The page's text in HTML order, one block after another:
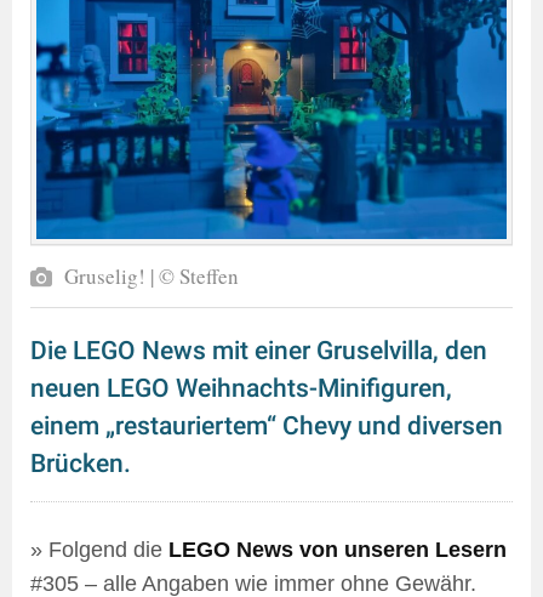
Gruselig! | © Steffen
Die LEGO News mit einer Gruselvilla, den
neuen LEGO Weihnachts-Minifiguren,
einem „restauriertem“ Chevy und diversen
Brücken.
» Folgend die LEGO News von unseren Lesern
#305 – alle Angaben wie immer ohne Gewähr.